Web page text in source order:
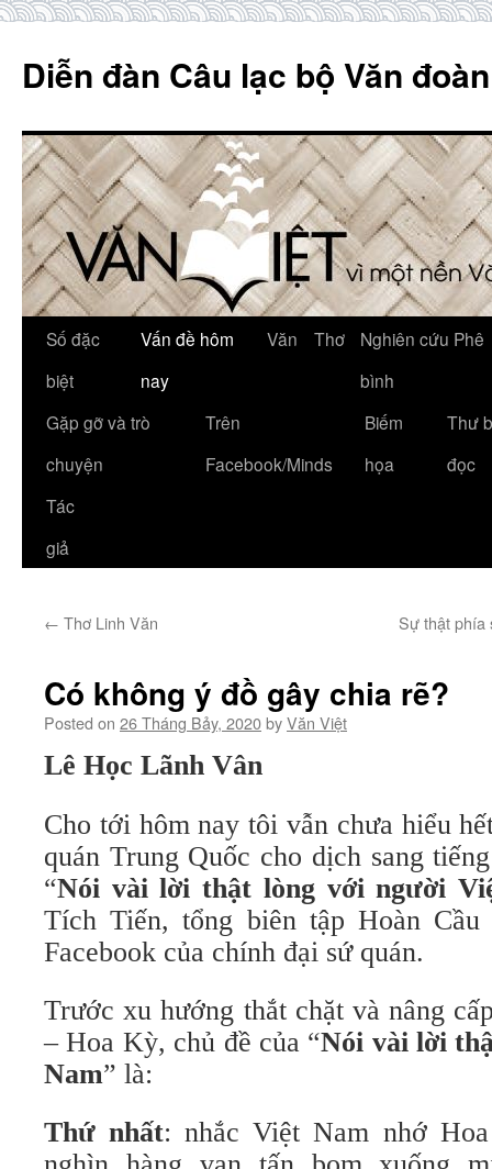
content
Diễn đàn Câu lạc bộ Văn
Số đặc
biệt
Vấn đề hôm
nay
Văn Thơ
Nghiên cứu Phê
bình
Gặp gỡ và trò
chuyện
Trên
Facebook/Minds
Biếm
họa
Thư
đọc
Tác
giả
← Thơ Linh Văn Sự thật phía
Có không ý đồ gây chia rẽ?
Posted on 26 Tháng Bảy, 2020byVăn Việt
Lê Học Lãnh Vân
Cho tới hôm nay tôi vẫn chưa hiểu
quán Trung Quốc cho dịch sang
“Nói vài lời thật lòng với người
Tích Tiến, tổng biên tập Hoàn
Facebook của chính đại sứ quán.
Trước xu hướng thắt chặt và nâng
– Hoa Kỳ, chủ đề của “Nói vài lời
Nam” là:
Thứ nhất: nhắc Việt Nam nhớ